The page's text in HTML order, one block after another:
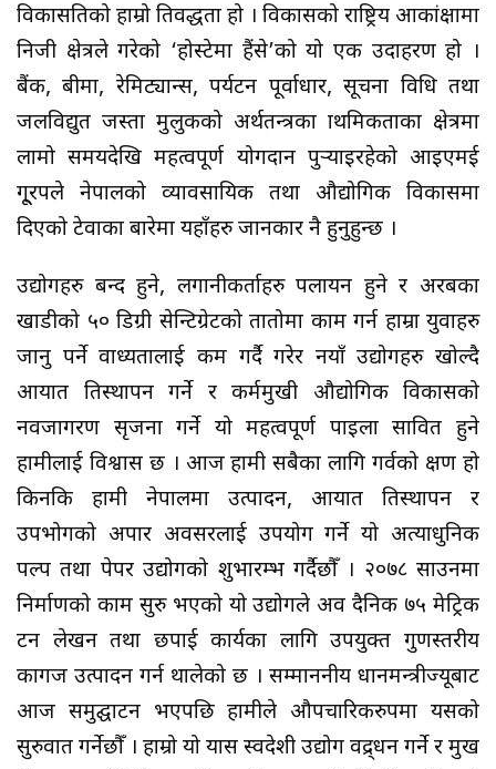
विकासप्रतिको हाम्रो प्रतिवद्धता हो । विकासको राष्ट्रिय आकांक्षामा
निजी क्षेत्रले गरेको ‘होस्टेमा हैंसे’को यो एक उदाहरण हो ।
बैंक, बीमा, रेमिट्यान्स, पर्यटन पूर्वाधार, सूचना प्रविधि तथा
जलविद्युत जस्ता मुलुकको अर्थतन्त्रका प्राथमिकताका क्षेत्रमा
लामो समयदेखि महत्वपूर्ण योगदान पुर्‍याइरहेको आइएमई
गू्रपले नेपालको व्यावसायिक तथा औद्योगिक विकासमा
दिएको टेवाका बारेमा यहाँहरु जानकार नै हुनुहुन्छ ।
उद्योगहरु बन्द हुने, लगानीकर्ताहरु पलायन हुने र अरबका
खाडीको ५० डिग्री सेन्टिग्रेटको तातोमा काम गर्न हाम्रा युवाहरु
जानु पर्ने वाध्यतालाई कम गर्दै गरेर नयाँ उद्योगहरु खोल्दै
आयात प्रतिस्थापन गर्ने र कर्ममुखी औद्योगिक विकासको
नवजागरण सृजना गर्ने यो महत्वपूर्ण पाइला सावित हुने
हामीलाई विश्वास छ । आज हामी सबैका लागि गर्वको क्षण हो
किनकि हामी नेपालमा उत्पादन, आयात प्रतिस्थापन र
उपभोगको अपार अवसरलाई उपयोग गर्ने यो अत्याधुनिक
पल्प तथा पेपर उद्योगको शुभारम्भ गर्दैछौँ । २०७८ साउनमा
निर्माणको काम सुरु भएको यो उद्योगले अव दैनिक ७५ मेट्रिक
टन लेखन तथा छपाई कार्यका लागि उपयुक्त गुणस्तरीय
कागज उत्पादन गर्न थालेको छ । सम्माननीय प्रधानमन्त्रीज्यूबाट
आज समुद्घाटन भएपछि हामीले औपचारिकरुपमा यसको
सुरुवात गर्नेछौँ । हाम्रो यो प्रयास स्वदेशी उद्योग प्रवद्र्धन गर्ने र प्रमुख